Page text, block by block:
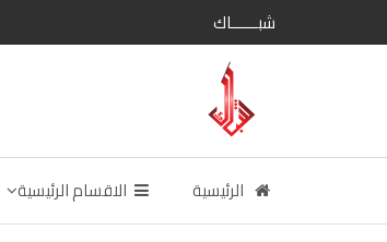
شبــــــاك
الرئيسية الاقسام الرئيسية